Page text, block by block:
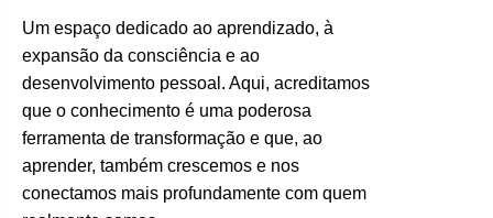
Um espaço dedicado ao aprendizado, à
expansão da consciência e ao
desenvolvimento pessoal. Aqui, acreditamos
que o conhecimento é uma poderosa
ferramenta de transformação e que, ao
aprender, também crescemos e nos
conectamos mais profundamente com quem